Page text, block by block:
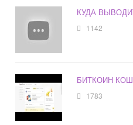
КУДА
1142
БИТКОИН
1783